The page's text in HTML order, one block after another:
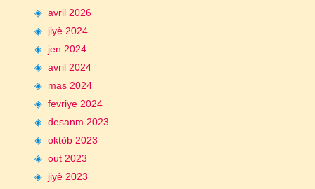
avril 2026
jiyè 2024
jen 2024
avril 2024
mas 2024
fevriye 2024
desanm 2023
oktòb 2023
out 2023
jiyè 2023